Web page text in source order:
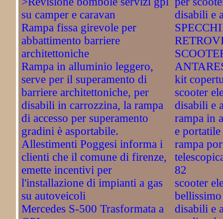
su camper e caravan
Rampa fissa girevole per
abbattimento barriere
architettoniche
Rampa in alluminio leggero,
serve per il superamento di
barriere architettoniche, per
disabili in carrozzina, la rampa
di accesso per superamento
gradini è asportabile.
Allestimenti Poggesi informa i
clienti che il comune di firenze,
emette incentivi per
l'installazione di impianti a gas
su autoveicoli
Mercedes S-500 Trasformata a
disabili e
kit
scooter
disabili e
rampa in
e
rampa
82
scooter
disabili e